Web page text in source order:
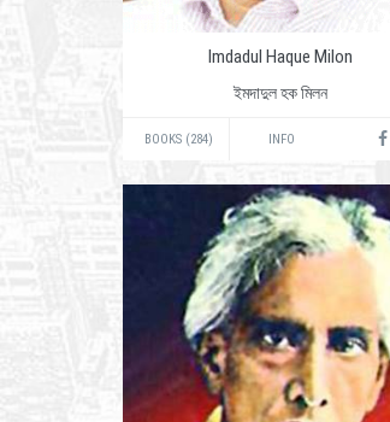
Imdadul Haque Milon
ইমদাদুল হক মিলন
BOOKS (284) INFO